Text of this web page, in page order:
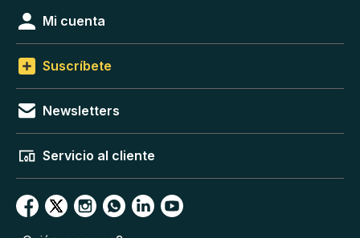
Mi cuenta
Suscríbete
Newsletters
Servicio al cliente